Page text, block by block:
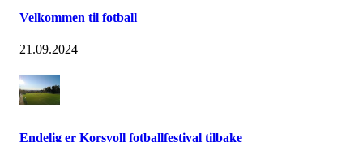
Velkommen til fotball
21.09.2024
Endelig er Korsvoll fotballfestival tilbake